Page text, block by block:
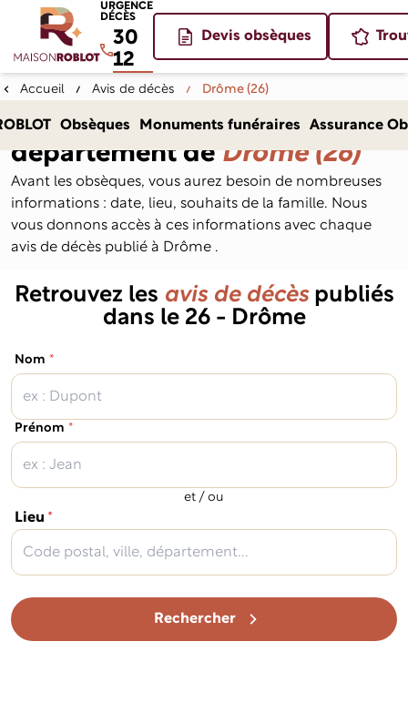
URGENCE
DÉCÈS
30
12
Devis obsèques
Obsèques Monuments funéraires Assurance
Accueil Avis de décès Drôme (26)
Avis de décès dans le
département deDrôme (26)
Avant les obsèques, vous aurez besoin de nombreuses
informations : date, lieu, souhaits de la famille. Nous
vous donnons accès à ces informations avec chaque
avis de décès publié à Drôme .
Retrouvez les avis de décèspubliés
dans le 26 - Drôme
Nom *(obligatoire)
Prénom *(obligatoire)
et / ou
Lieu *(obligatoire)
Rechercher